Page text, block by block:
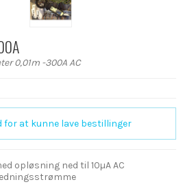
0,01m -300A AC
for at kunne lave bestillinger
opløsning ned til 10µA AC